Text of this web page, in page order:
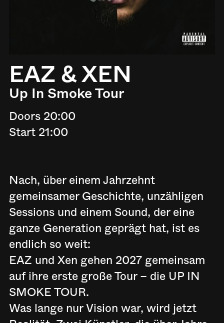
EAZ & XEN
Up In Smoke Tour
Doors 20:00
Start 21:00
Nach, über einem Jahrzehnt
gemeinsamer Geschichte, unzähligen
Sessions und einem Sound, der eine
ganze Generation geprägt hat, ist es
endlich so weit:
EAZ und Xen gehen 2027 gemeinsam
auf ihre erste große Tour – die UP IN
SMOKE TOUR.
Was lange nur Vision war, wird jetzt